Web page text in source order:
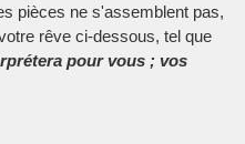
pièces ne s'assemblent pas,
rêve ci-dessous, tel que
pour vous ; vos